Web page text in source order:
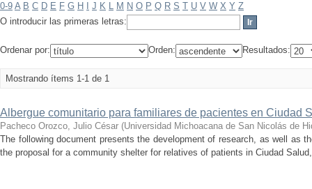
0-9 A B C D E F G H J K L M N O P Q R S T U V W X Y Z
O introducir las primeras letras:
Ordenar por: Orden: Resultados:
Mostrando ítems 1-1 de 1
Albergue comunitario para familiares de pacientes en Ciudad
Pacheco Orozco, Julio César (Universidad Michoacana de San Nicolás de
The following document presents the development of research, as well as
the proposal for a community shelter for relatives of patients in Ciudad